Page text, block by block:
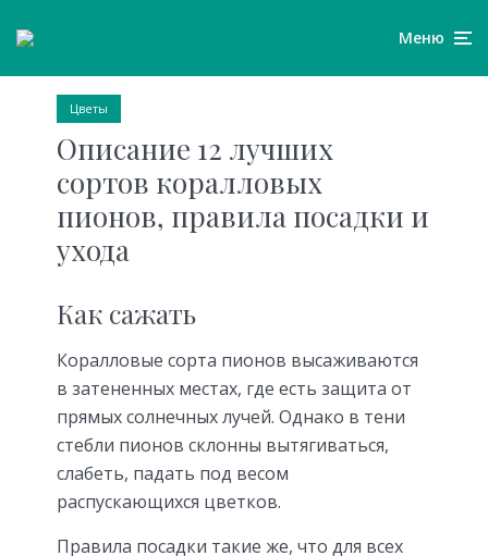
Меню
Цветы
Описание 12 лучших
сортов коралловых
пионов, правила посадки и
ухода
Как сажать
Коралловые сорта пионов высаживаются
в затененных местах, где есть защита от
прямых солнечных лучей. Однако в тени
стебли пионов склонны вытягиваться,
слабеть, падать под весом
распускающихся цветков.
Правила посадки такие же, что для всех